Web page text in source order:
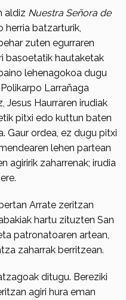
aldiz Nuestra Señora de
herria batzarturik,
zuten egurraren
basoe­tatik hautaketak
lehenagokoa dugu
Larrañaga
Jesus Haurraren irudiak
pitxi edo kuttun baten
Gaur or­dea, ez dugu pitxi
lehen partean
agiririk zaharrenak; irudia
Arrate zeritzan
hartu zituzten San
patronatoaren ar­tean,
zaharrak berritzean.
ditugu. Bereziki
agiri hura eman